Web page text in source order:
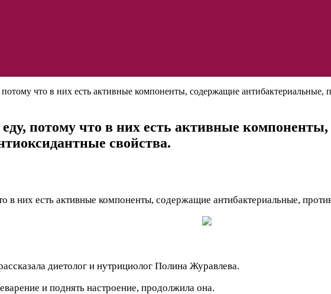
что в них есть активные компоненты, содержащие антибактериальные,
потому что в них есть активные
свойства.
в них есть активные компоненты, содержащие антибактериальные,
диетолог и нутрициолог Полина Журавлева.
и поднять настроение, продолжила она.